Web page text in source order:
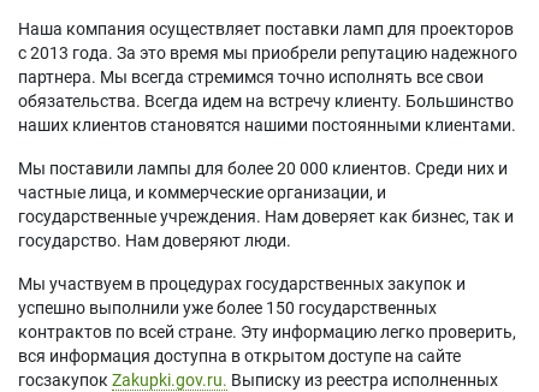
Наша компания осуществляет поставки ламп для проекторов
с 2013 года. За это время мы приобрели репутацию надежного
партнера. Мы всегда стремимся точно исполнять все свои
обязательства. Всегда идем на встречу клиенту. Большинство
наших клиентов становятся нашими постоянными клиентами.
Мы поставили лампы для более 20 000 клиентов. Среди них и
частные лица, и коммерческие организации, и
государственные учреждения. Нам доверяет как бизнес, так и
государство. Нам доверяют люди.
Мы участвуем в процедурах государственных закупок и
успешно выполнили уже более 150 государственных
контрактов по всей стране. Эту информацию легко проверить,
вся информация доступна в открытом доступе на сайте
госзакупок Zakupki.gov.ru. Выписку из реестра исполненных